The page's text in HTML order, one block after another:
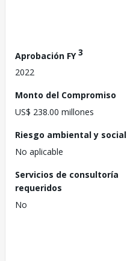
Aprobación FY3
2022
Monto del Compromiso
US$ 238.00 millones
Riesgo ambiental y social
No aplicable
Servicios de consultoría
requeridos
No